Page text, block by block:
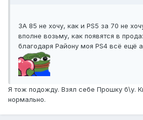
ЗА 85 не хочу, как и PS5 за 70 не
вполне возьму, как появятся в
благодаря Району моя PS4 всё ещё
Я тож подожду. Взял себе Прошку б\у.
нормально.